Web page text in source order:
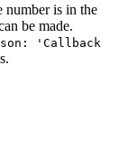
number is in the
be made.
'Callback